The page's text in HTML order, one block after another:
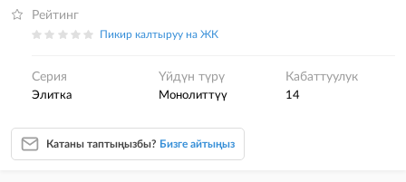
Рейтинг
Пикир калтыруу на ЖК
Серия
элитка
Үйдүн түрү
монолиттүү
Кабаттуулук
14
Катаны таптыңызбы? Бизге айтыңыз